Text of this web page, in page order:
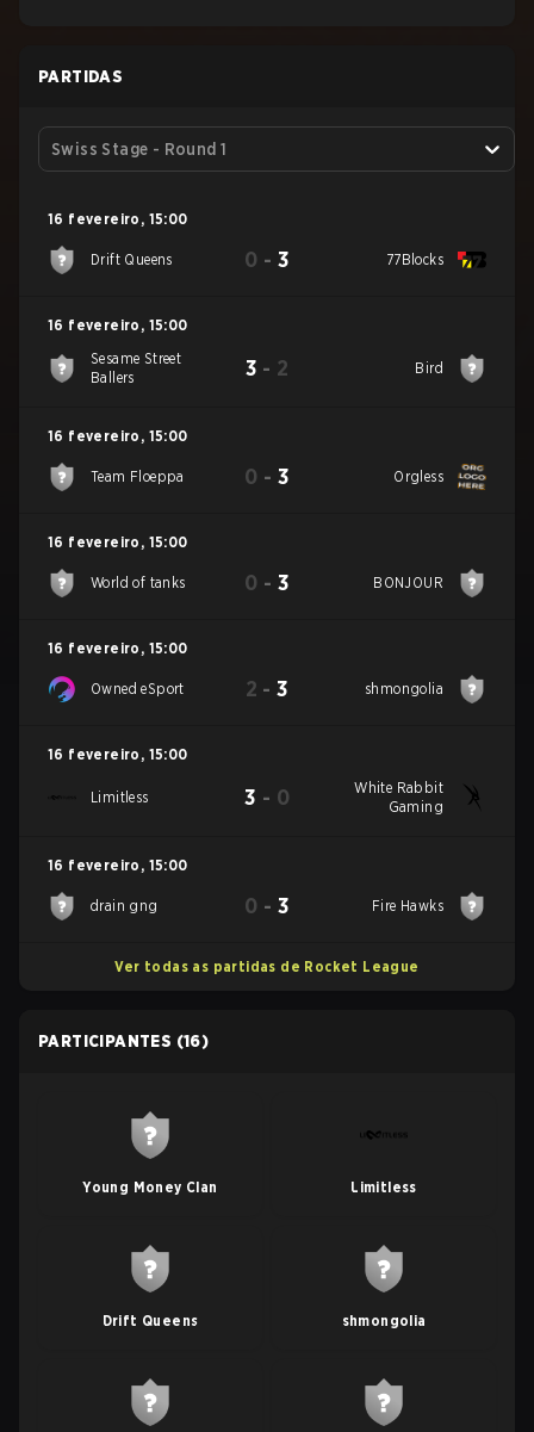
PARTIDAS
Swiss Stage - Round 1
16 fevereiro , 15:00
Drift Queens 0 - 3 77Blocks
16 fevereiro , 15:00
Sesame Street
Ballers
3 - 2 Bird
16 fevereiro , 15:00
Team Floeppa 0 - 3 Orgless
16 fevereiro , 15:00
World of tanks 0 - 3 BONJOUR
16 fevereiro , 15:00
Owned eSport 2 -3 shmongolia
16 fevereiro , 15:00
Limitless 3 - 0
White Rabbit
Gaming
16 fevereiro , 15:00
drain gng 0 - 3 Fire Hawks
Ver todas as partidas de Rocket League
PARTICIPANTES (16)
Young Money Clan Limitless
Drift Queens shmongolia